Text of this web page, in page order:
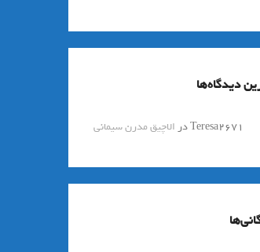
دیدگاه‌ها
Teresa2671در الاچیق مدرن سیمانی